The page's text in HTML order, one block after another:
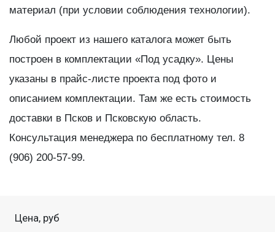
материал (при условии соблюдения технологии).
Любой проект из нашего каталога может быть
построен в комплектации «Под усадку». Цены
указаны в прайс-листе проекта под фото и
описанием комплектации. Там же есть стоимость
доставки в Псков и Псковскую область.
Консультация менеджера по бесплатному тел. 8
(906) 200-57-99.
Цена, руб